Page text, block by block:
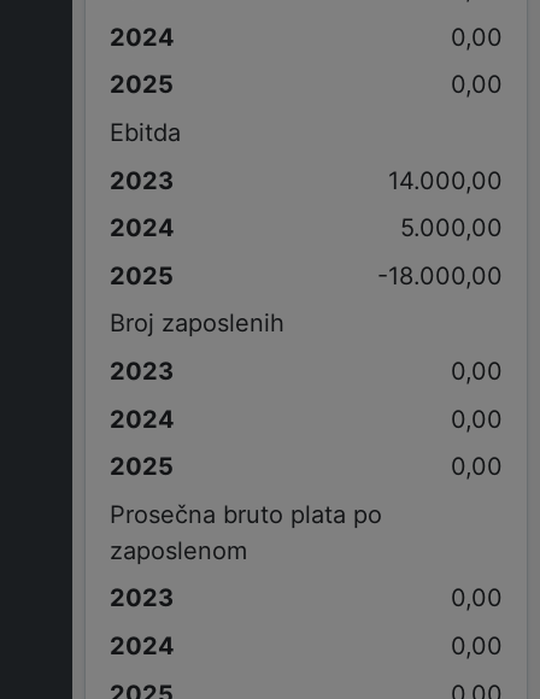
0,00
0,00
Ebitda
14.000,00
5.000,00
-18.000,00
Broj zaposlenih
0,00
0,00
0,00
Prosečna bruto plata po
zaposlenom
0,00
0,00